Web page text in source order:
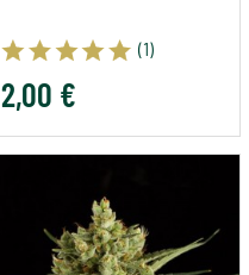
(1)
2,00 €